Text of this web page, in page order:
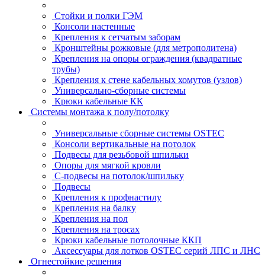
Стойки и полки ГЭМ
Консоли настенные
Крепления к сетчатым заборам
Кронштейны рожковые (для метрополитена)
Крепления на опоры ограждения (квадратные
трубы)
Крепления к стене кабельных хомутов (узлов)
Универсально-сборные системы
Крюки кабельные КК
Системы монтажа к полу/потолку
Универсальные сборные системы OSTEC
Консоли вертикальные на потолок
Подвесы для резьбовой шпильки
Опоры для мягкой кровли
С-подвесы на потолок/шпильку
Подвесы
Крепления к профнастилу
Крепления на балку
Крепления на пол
Крепления на тросах
Крюки кабельные потолочные ККП
Аксессуары для лотков OSTEC серий ЛПС и ЛНС
Огнестойкие решения